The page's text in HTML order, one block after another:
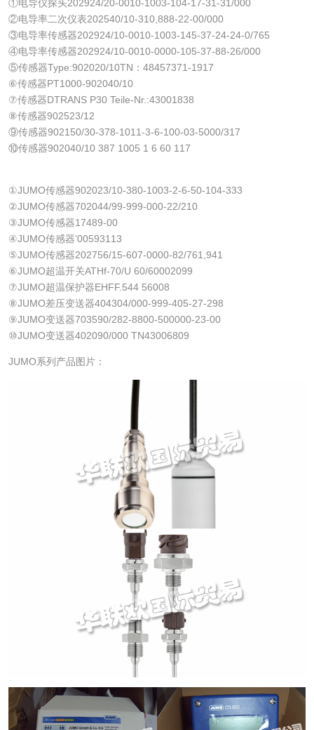
①电导仪探头202924/20-0010-1003-104-17-31-31/000
②电导率二次仪表202540/10-310,888-22-00/000
③电导率传感器202924/10-0010-1003-145-37-24-24-0/765
④电导率传感器202924/10-0010-0000-105-37-88-26/000
⑤传感器Type:902020/10TN：48457371-1917
⑥传感器PT1000-902040/10
⑦传感器DTRANS P30 Teile-Nr.:43001838
⑧传感器902523/12
⑨传感器902150/30-378-1011-3-6-100-03-5000/317
⑩传感器902040/10 387 1005 1 6 60 117
①JUMO传感器902023/10-380-1003-2-6-50-104-333
②JUMO传感器702044/99-999-000-22/210
③JUMO传感器17489-00
④JUMO传感器’00593113
⑤JUMO传感器202756/15-607-0000-82/761,941
⑥JUMO超温开关ATHf-70/U 60/60002099
⑦JUMO超温保护器EHFF.544 56008
⑧JUMO差压变送器404304/000-999-405-27-298
⑨JUMO变送器703590/282-8800-500000-23-00
⑩JUMO变送器402090/000 TN43006809
JUMO系列产品图片：